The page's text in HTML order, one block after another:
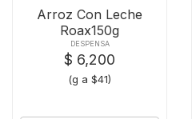
Arroz Con Leche
Roax150g
DESPENSA
$ 6,200
(g a $41)